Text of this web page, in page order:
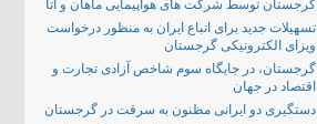
گرجستان توسط شرکت های هواپیمایی ماهان و آتا
تسهیلات جدید برای اتباع ایران به منظور درخواست
ویزای الکترونیکی گرجستان
گرجستان، در جایگاه سوم شاخص آزادی تجارت و
اقتصاد در جهان
دستگیری دو ایرانی مظنون به سرقت در گرجستان